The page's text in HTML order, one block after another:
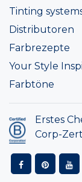
Tinting
Distributoren
Farbrezepte
Your Style
Farbtöne
Erstes
Corp-